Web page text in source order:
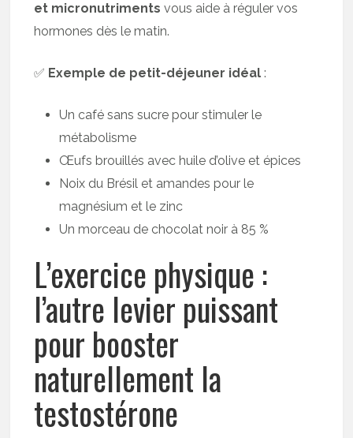
et micronutriments vous aide à réguler vos
hormones dès le matin.
✅ Exemple de petit-déjeuner idéal :
Un café sans sucre pour stimuler le
métabolisme
Œufs brouillés avec huile d’olive et épices
Noix du Brésil et amandes pour le
magnésium et le zinc
Un morceau de chocolat noir à 85 %
L’exercice physique :
l’autre levier puissant
pour booster
naturellement la
testostérone